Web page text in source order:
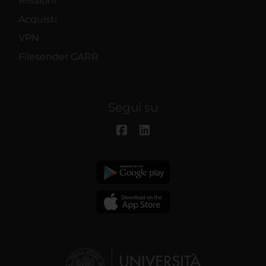
Acquisti
VPN
Filesender GARR
Segui su